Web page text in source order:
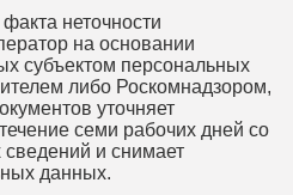
неточности
на основании
субъектом персональных
либо Роскомнадзором,
уточняет
семи рабочих дней со
сведений и снимает
данных.